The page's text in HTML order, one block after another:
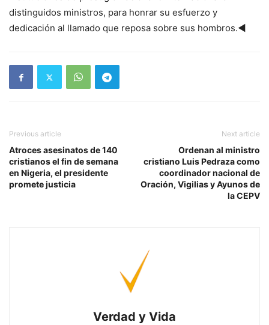
distinguidos ministros, para honrar su esfuerzo y
dedicación al llamado que reposa sobre sus hombros.◄
Previous article
Atroces asesinatos de 140
cristianos el fin de semana
en Nigeria, el presidente
promete justicia
Next article
Ordenan al ministro
cristiano Luis Pedraza como
coordinador nacional de
Oración, Vigilias y Ayunos de
la CEPV
Verdad y Vida